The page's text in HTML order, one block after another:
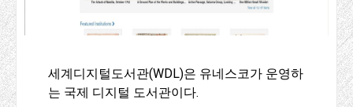
세계디지털도서관(WDL)은 유네스코가 운영하
는 국제 디지털 도서관이다.